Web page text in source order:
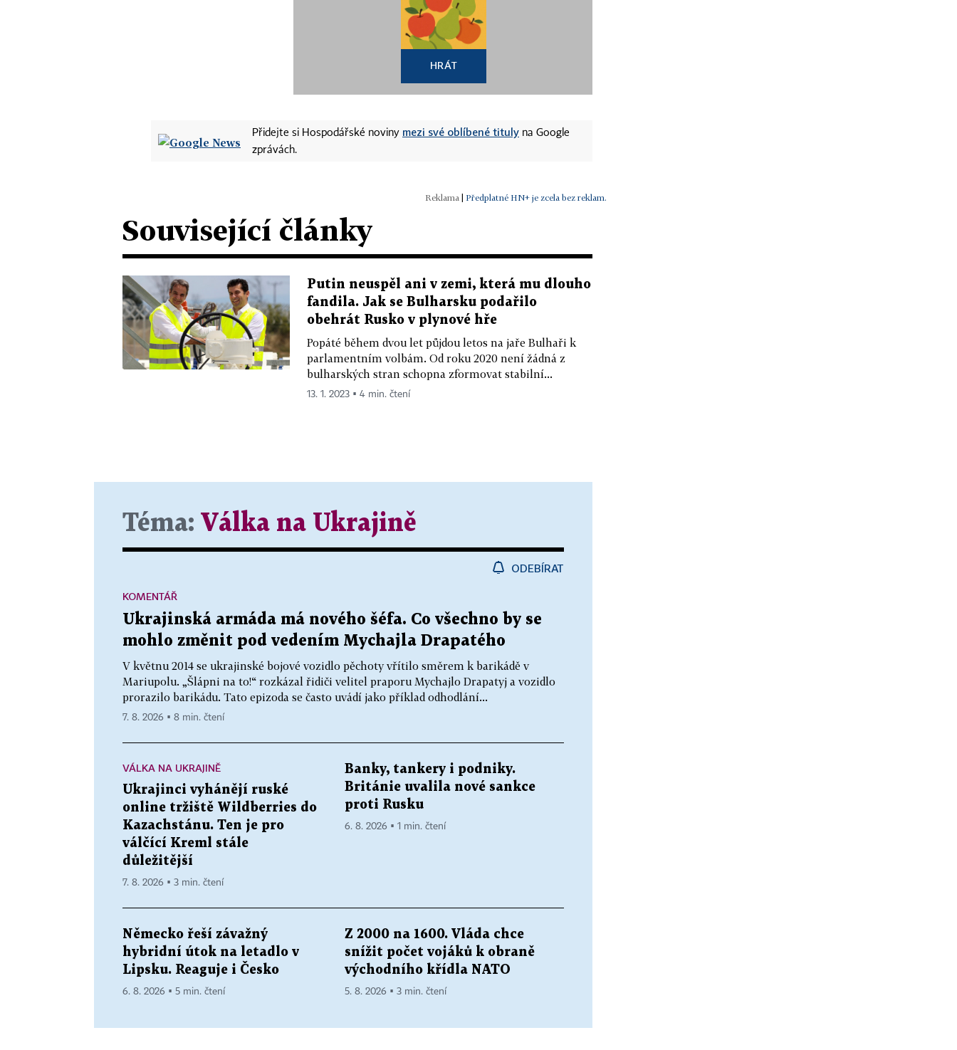
HRÁT
Přidejte si Hospodářské noviny mezi své oblíbené tituly na Google
zprávách.
| Předplatné HN+ je zcela bez reklam.
Související články
Putin neuspěl ani v zemi, která mu dlouho
fandila. Jak se Bulharsku podařilo
obehrát Rusko v plynové hře
Popáté během dvou let půjdou letos na jaře Bulhaři k
parlamentním volbám. Od roku 2020 není žádná z
bulharských stran schopna zformovat stabilní...
13. 1. 2023 ▪ 4 min. čtení
Téma: Válka na Ukrajině
ODEBÍRAT
Ukrajinská armáda má nového šéfa. Co všechno by se
mohlo změnit pod vedením Mychajla Drapatého
V květnu 2014 se ukrajinské bojové vozidlo pěchoty vřítilo směrem k barikádě v
Mariupolu. „Šlápni na to!“ rozkázal řidiči velitel praporu Mychajlo Drapatyj a vozidlo
prorazilo barikádu. Tato epizoda se často uvádí jako příklad odhodlání...
KOMENTÁŘ
7. 8. 2026 ▪ 8 min. čtení
VÁLKA NA UKRAJINĚ
Ukrajinci vyhánějí ruské
online tržiště Wildberries do
Kazachstánu. Ten je pro
válčící Kreml stále
důležitější
7. 8. 2026 ▪ 3 min. čtení
Banky, tankery i podniky.
Británie uvalila nové sankce
proti Rusku
6. 8. 2026 ▪ 1 min. čtení
Německo řeší závažný
hybridní útok na letadlo v
Lipsku. Reaguje i Česko
6. 8. 2026 ▪ 5 min. čtení
Z 2000 na 1600. Vláda chce
snížit počet vojáků k obraně
východního křídla NATO
5. 8. 2026 ▪ 3 min. čtení